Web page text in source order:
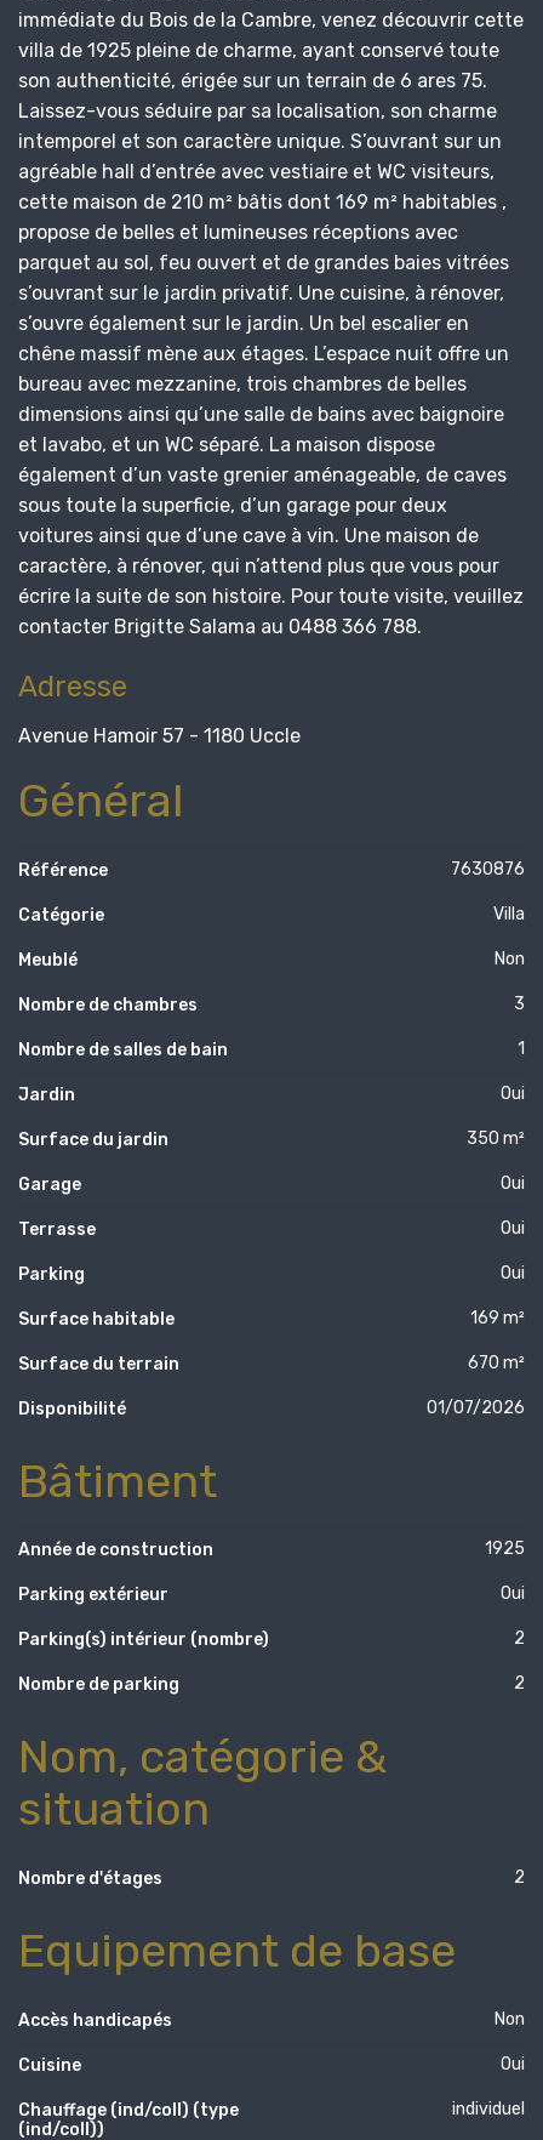
immédiate du Bois de la Cambre, venez découvrir cette
villa de 1925 pleine de charme, ayant conservé toute
son authenticité, érigée sur un terrain de 6 ares 75.
Laissez-vous séduire par sa localisation, son charme
intemporel et son caractère unique. S’ouvrant sur un
agréable hall d’entrée avec vestiaire et WC visiteurs,
cette maison de 210 m² bâtis dont 169 m² habitables ,
propose de belles et lumineuses réceptions avec
parquet au sol, feu ouvert et de grandes baies vitrées
s’ouvrant sur le jardin privatif. Une cuisine, à rénover,
s’ouvre également sur le jardin. Un bel escalier en
chêne massif mène aux étages. L’espace nuit offre un
bureau avec mezzanine, trois chambres de belles
dimensions ainsi qu’une salle de bains avec baignoire
et lavabo, et un WC séparé. La maison dispose
également d’un vaste grenier aménageable, de caves
sous toute la superficie, d’un garage pour deux
voitures ainsi que d’une cave à vin. Une maison de
caractère, à rénover, qui n’attend plus que vous pour
écrire la suite de son histoire. Pour toute visite, veuillez
contacter Brigitte Salama au 0488 366 788.
Adresse
Avenue Hamoir 57 - 1180 Uccle
Général
Référence 7630876
Catégorie Villa
Meublé Non
Nombre de chambres 3
Nombre de salles de bain 1
Jardin Oui
Surface du jardin 350 m²
Garage Oui
Terrasse Oui
Parking Oui
Surface habitable 169 m²
Surface du terrain 670 m²
Disponibilité 01/07/2026
Bâtiment
Année de construction 1925
Parking extérieur Oui
Parking(s) intérieur (nombre) 2
Nombre de parking 2
Nom, catégorie &
situation
Nombre d'étages 2
Equipement de base
Accès handicapés Non
Cuisine Oui
Chauffage (ind/coll) (type
(ind/coll))
individuel